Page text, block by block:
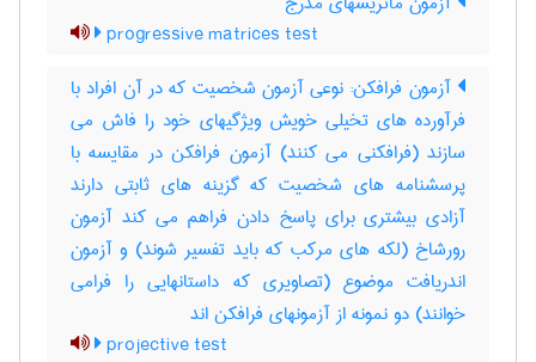
progressive matrices test
آزمون فرافکن: نوعی آزمون شخصیت که در آن افراد با
فرآورده های تخیلی خویش ویژگیهای خود را فاش می
سازند (فرافکنی می کنند) آزمون فرافکن در مقایسه با
پرسشنامه های شخصیت که گزینه های ثابتی دارند
آزادی بیشتری برای پاسخ دادن فراهم می کند آزمون
رورشاخ (لکه های مرکب که باید تفسیر شوند) و آزمون
اندریافت موضوع (تصاویری که داستانهایی را فرامی
خوانند) دو نمونه از آزمونهای فرافکن اند
projective test